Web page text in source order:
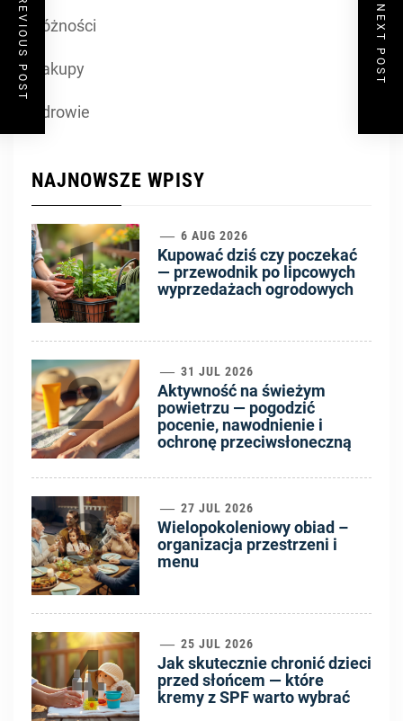
PREVIOUS POST NEXT POST
Różności
Zakupy
Zdrowie
NAJNOWSZE WPISY
1 6 AUG 2026
Kupować dziś czy poczekać
— przewodnik po lipcowych
wyprzedażach ogrodowych
2 31 JUL 2026
Aktywność na świeżym
powietrzu — pogodzić
pocenie, nawodnienie i
ochronę przeciwsłoneczną
3 27 JUL 2026
Wielopokoleniowy obiad –
organizacja przestrzeni i
menu
4 25 JUL 2026
Jak skutecznie chronić dzieci
przed słońcem — które
kremy z SPF warto wybrać